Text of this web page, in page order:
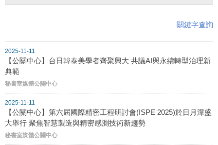
關鍵字查詢
2025-11-11
【公關中心】台日韓泰美學者齊聚興大 共議AI與永續轉型治理新
典範
秘書室媒體公關中心
2025-11-11
【公關中心】第六屆國際精密工程研討會(ISPE 2025)於日月潭盛
大舉行 聚焦智慧製造與精密感測技術新趨勢
秘書室媒體公關中心